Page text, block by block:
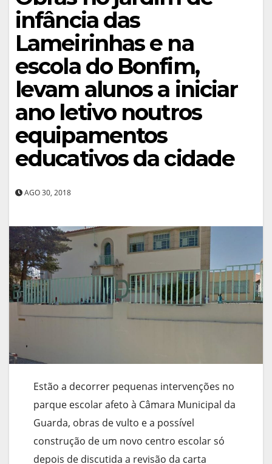
infância das
Lameirinhas e na
escola do Bonfim,
levam alunos a iniciar
ano letivo noutros
equipamentos
educativos da cidade
AGO 30, 2018
Estão a decorrer pequenas intervenções no
parque escolar afeto à Câmara Municipal da
Guarda, obras de vulto e a possível
construção de um novo centro escolar só
depois de discutida a revisão da carta